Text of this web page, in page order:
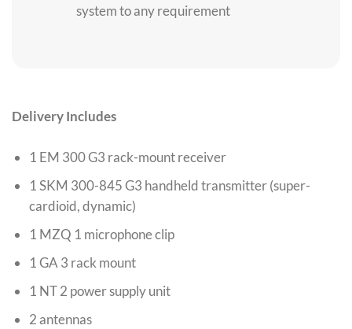
system to any requirement
Delivery Includes
1 EM 300 G3 rack-mount receiver
1 SKM 300-845 G3 handheld transmitter (super-
cardioid, dynamic)
1 MZQ 1 microphone clip
1 GA 3 rack mount
1 NT 2 power supply unit
2 antennas